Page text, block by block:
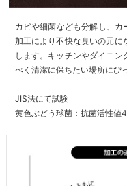
カビや細菌なども分解し、
加工により不快な臭いの元に
します。キッチンやダイニ
べく清潔に保ちたい場所にぴ
JIS法にて試験
黄色ぶどう球菌：抗菌活性値